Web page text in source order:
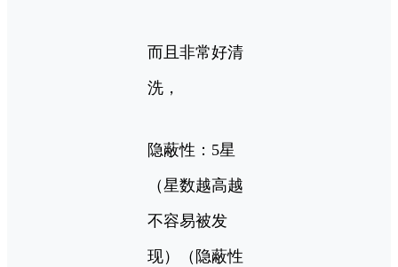
而且非常好清
洗，
隐蔽性：5星
（星数越高越
不容易被发
现）（隐蔽性